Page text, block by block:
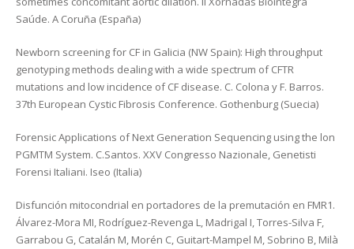
Saúde. A Coruña (España)
Newborn screening for CF in Galicia (NW Spain): High throughput
genotyping methods dealing with a wide spectrum of CFTR
mutations and low incidence of CF disease. C. Colona y F. Barros.
37th European Cystic Fibrosis Conference. Gothenburg (Suecia)
Forensic Applications of Next Generation Sequencing using the lon
PGMTM System. C.Santos. XXV Congresso Nazionale, Genetisti
Forensi Italiani. Iseo (Italia)
Disfunción mitocondrial en portadores de la premutación en FMR1.
Álvarez-Mora MI, Rodríguez-Revenga L, Madrigal I, Torres-Silva F,
Garrabou G, Catalán M, Morén C, Guitart-Mampel M, Sobrino B, Milà